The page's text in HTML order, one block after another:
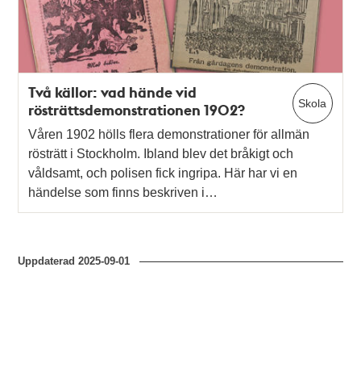
Skola
Två källor: vad hände vid
rösträttsdemonstrationen 1902?
Våren 1902 hölls flera demonstrationer för allmän
rösträtt i Stockholm. Ibland blev det bråkigt och
våldsamt, och polisen fick ingripa. Här har vi en
händelse som finns beskriven i…
Uppdaterad2025-09-01